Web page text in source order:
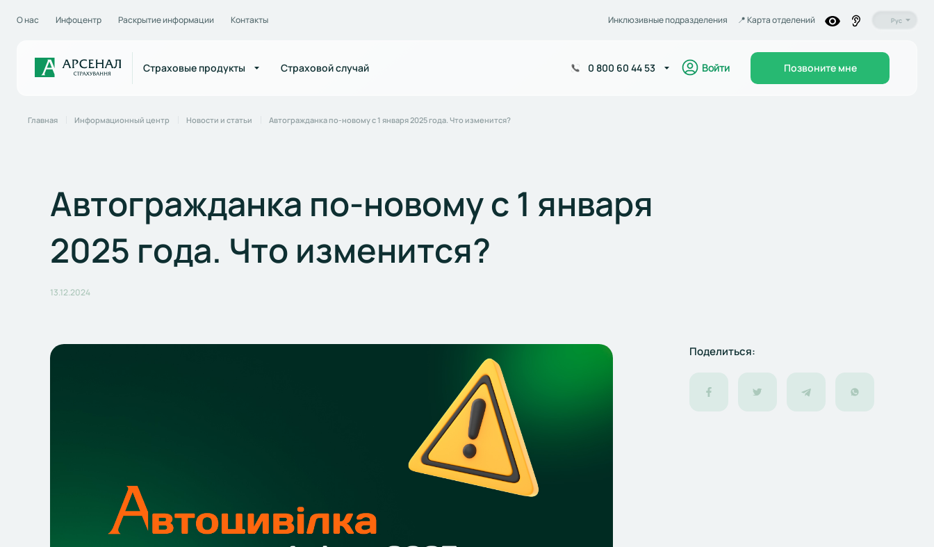
О нас Инфоцентр Раскрытие информации Контакты Инклюзивные подразделения 📍️ Карта отделений Рус
Страховые продукты Страховой случай 0 800 60 44 53 Войти Позвоните мне
Главная Информационный центр Новости и статьи Автогражданка по-новому с 1 января 2025 года. Что изменится?
Автогражданка по-новому с 1 января
2025 года. Что изменится?
13.12.2024
Поделиться: